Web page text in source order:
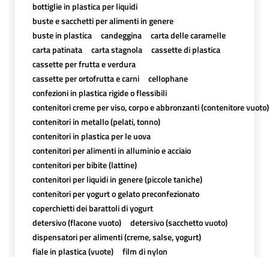
bottiglie in plastica per liquidi
buste e sacchetti per alimenti in genere
buste in plastica
candeggina
carta delle caramelle
carta patinata
carta stagnola
cassette di plastica
cassette per frutta e verdura
cassette per ortofrutta e carni
cellophane
confezioni in plastica rigide o flessibili
contenitori creme per viso, corpo e abbronzanti (contenitore vuoto)
contenitori in metallo (pelati, tonno)
contenitori in plastica per le uova
contenitori per alimenti in alluminio e acciaio
contenitori per bibite (lattine)
contenitori per liquidi in genere (piccole taniche)
contenitori per yogurt o gelato preconfezionato
coperchietti dei barattoli di yogurt
detersivo (flacone vuoto)
detersivo (sacchetto vuoto)
dispensatori per alimenti (creme, salse, yogurt)
fiale in plastica (vuote)
film di nylon